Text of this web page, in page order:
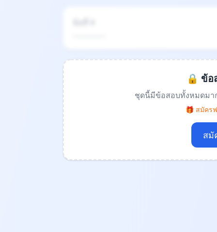
🔒 ข้อ
ชุดนี้มีข้อสอบทั้งหมดมา
🎁 สมัคร
สมั